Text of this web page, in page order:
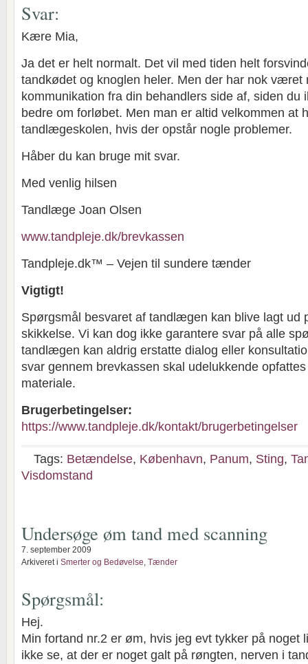
Svar:
Kære Mia,
Ja det er helt normalt. Det vil med tiden helt
tandkødet og knoglen heler. Men der har nok været
kommunikation fra din behandlers side af, siden du
bedre om forløbet. Men man er altid velkommen at
tandlægeskolen, hvis der opstår nogle problemer.
Håber du kan bruge mit svar.
Med venlig hilsen
Tandlæge Joan Olsen
www.tandpleje.dk/brevkassen
Tandpleje.dk™ – Vejen til sundere tænder
Vigtigt!
Spørgsmål besvaret af tandlægen kan blive lagt ud
skikkelse. Vi kan dog ikke garantere svar på alle
tandlægen kan aldrig erstatte dialog eller
svar gennem brevkassen skal udelukkende
materiale.
Brugerbetingelser:
https://www.tandpleje.dk/kontakt/brugerbetingelser
Tags: Betændelse, København, Panum, Sting,
Visdomstand
Undersøge øm tand med scanning
7. september 2009
Arkiveret i Smerter og Bedøvelse, Tænder
Spørgsmål:
Hej.
Min fortand nr.2 er øm, hvis jeg evt tykker på noget
ikke se, at der er noget galt på røngten, nerven i